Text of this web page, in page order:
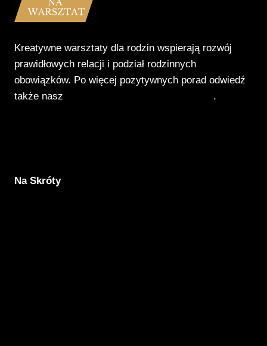
Kreatywne warsztaty dla rodzin wspierają rozwój
prawidłowych relacji i podział rodzinnych
obowiązków. Po więcej pozytywnych porad odwiedź
także nasz
.
Na Skróty